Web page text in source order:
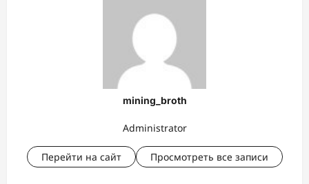
mining_broth
Administrator
Перейти на сайт Просмотреть все записи